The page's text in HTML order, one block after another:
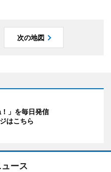
次の地図
」を毎日発信
はこちら
ース